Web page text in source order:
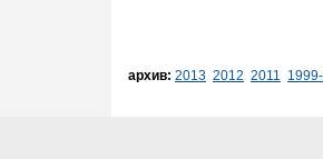
архив: 2013 2012 2011